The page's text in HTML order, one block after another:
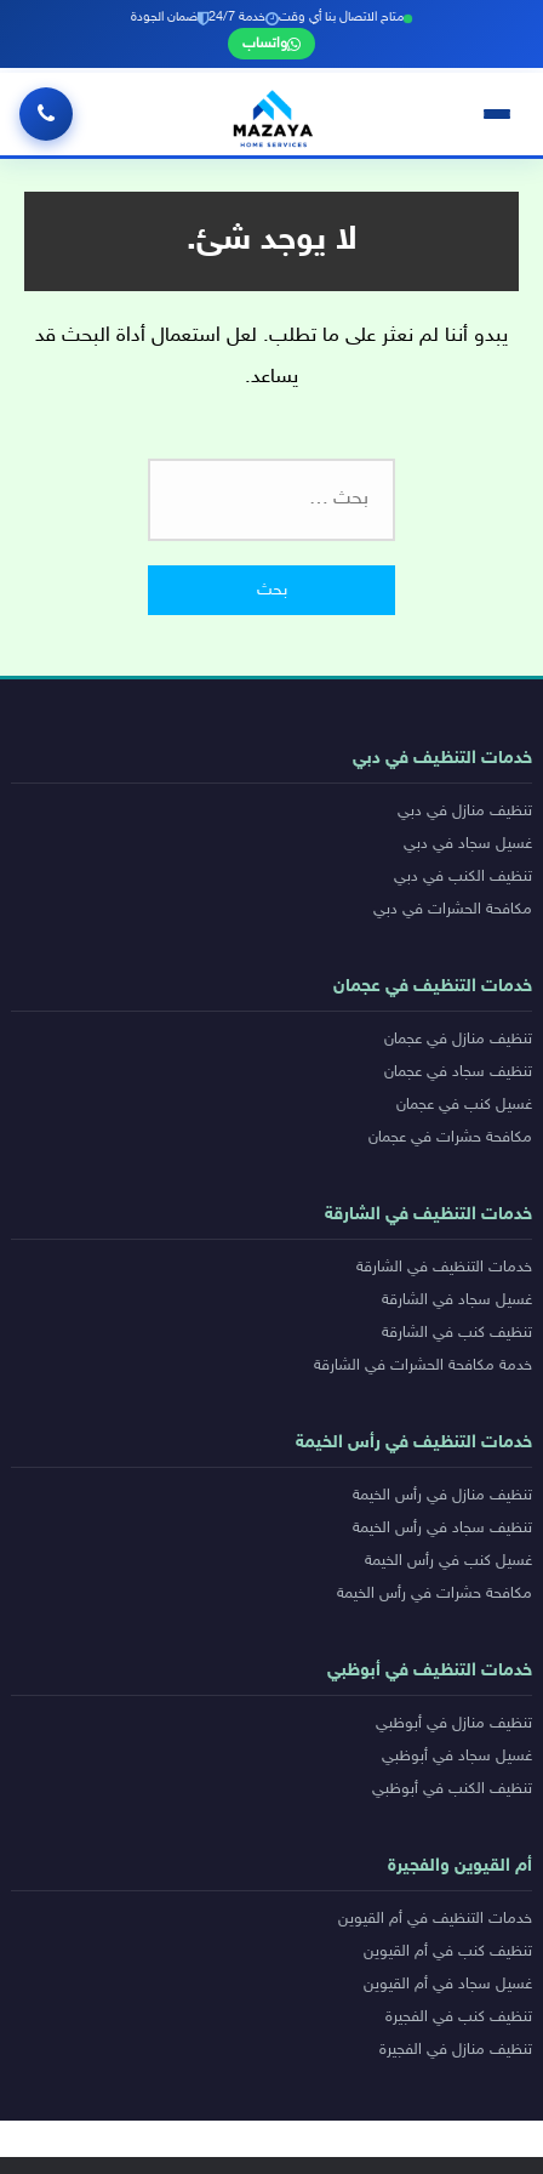
متاح الاتصال بنا أي وقت خدمة 24/7 ضمان الجودة
واتساب
لا يوجد شئ.
يبدو أننا لم نعثر على ما تطلب. لعل استعمال أداة البحث قد
يساعد.
روابط
المدن
خدمات التنظيف في دبي
تنظيف منازل في دبي
غسيل سجاد في دبي
تنظيف الكنب في دبي
مكافحة الحشرات في دبي
خدمات التنظيف في عجمان
تنظيف منازل في عجمان
تنظيف سجاد في عجمان
غسيل كنب في عجمان
مكافحة حشرات في عجمان
خدمات التنظيف في الشارقة
خدمات التنظيف في الشارقة
غسيل سجاد في الشارقة
تنظيف كنب في الشارقة
خدمة مكافحة الحشرات في الشارقة
خدمات التنظيف في رأس الخيمة
تنظيف منازل في رأس الخيمة
تنظيف سجاد في رأس الخيمة
غسيل كنب في رأس الخيمة
مكافحة حشرات في رأس الخيمة
خدمات التنظيف في أبوظبي
تنظيف منازل في أبوظبي
غسيل سجاد في أبوظبي
تنظيف الكنب في أبوظبي
أم القيوين والفجيرة
خدمات التنظيف في أم القيوين
تنظيف كنب في أم القيوين
غسيل سجاد في أم القيوين
تنظيف كنب في الفجيرة
تنظيف منازل في الفجيرة